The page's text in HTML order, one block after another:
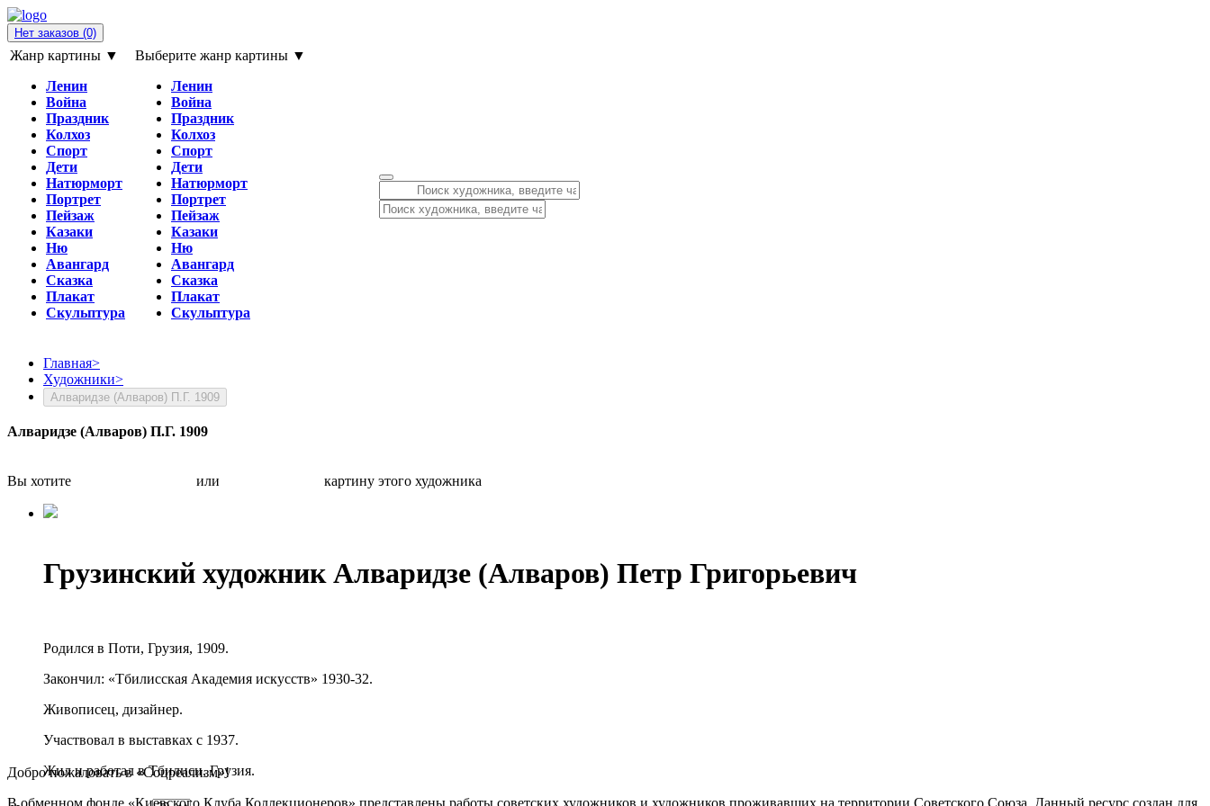
Нет заказов (0)
Жанр картины ▼
Ленин
Война
Праздник
Колхоз
Спорт
Дети
Натюрморт
Портрет
Пейзаж
Казаки
Ню
Авангард
Сказка
Плакат
Скульптура
Выберите жанр картины ▼
Ленин
Война
Праздник
Колхоз
Спорт
Дети
Натюрморт
Портрет
Пейзаж
Казаки
Ню
Авангард
Сказка
Плакат
Скульптура
Главная>
Художники>
Алваридзе (Алваров) П.Г. 1909
Алваридзе (Алваров) П.Г. 1909
Вы хотите или картину этого художника
Грузинский художник Алваридзе (Алваров) Петр Григорьевич
Родился в Поти, Грузия, 1909.
Закончил: «Тбилисская Академия искусств» 1930-32.
Живописец, дизайнер.
Участвовал в выставках с 1937.
Жил и работал в Тбилиси, Грузия.
Добро пожаловать в «Соцреализм»!
В обменном фонде «Киевского Клуба Коллекционеров» представлены работы советских художников и художников проживавших на территории Советского Союза. Данный ресурс создан для